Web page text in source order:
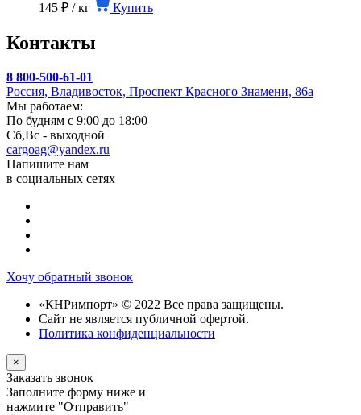
145 ₽ / кг Купить
Контакты
8 800-500-61-01
Россия, Владивосток, Проспект Красного Знамени, 86а
Мы работаем:
По будням с 9:00 до 18:00
Сб,Вс - выходной
cargoag@yandex.ru
Напишите нам
в социальных сетях
Хочу обратный звонок
«КНРимпорт» © 2022 Все права защищены.
Сайт не является публичной офертой.
Политика конфиденциальности
×
Заказать звонок
Заполните форму ниже и
нажмите "Отправить"